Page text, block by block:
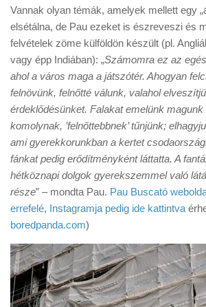
E-BB
Vannak olyan témák, amelyek mellett egy
elsétálna, de Pau ezeket is észreveszi és
felvételek zöme külföldön készült (pl.
vagy épp Indiában): „Számomra ez az
ahol a város maga a játszótér. Ahogyan
felnövünk, felnőtté válunk, valahol
érdeklődésünket. Falakat emelünk
komolynak, ’felnőttebbnek’ tűnjünk;
ami gyerekkorunkban a kertet
fánkat pedig erődítményként láttatta. A
hétköznapi dolgok gyerekszemmel való
része” – mondta Pau. Pau Buscató
errefelé, Instagramja pedig ide kattintva
boredpanda.com)